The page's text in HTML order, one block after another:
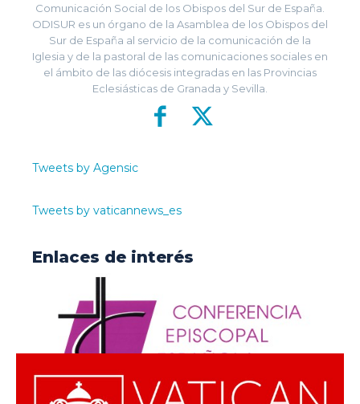
Comunicación Social de los Obispos del Sur de España.
ODISUR es un órgano de la Asamblea de los Obispos del
Sur de España al servicio de la comunicación de la
Iglesia y de la pastoral de las comunicaciones sociales en
el ámbito de las diócesis integradas en las Provincias
Eclesiásticas de Granada y Sevilla.
Tweets by Agensic
Tweets by vaticannews_es
Enlaces de interés